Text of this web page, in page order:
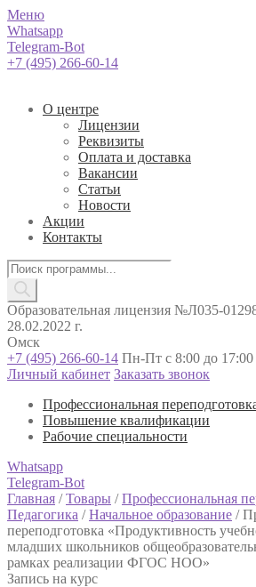
Меню
Whatsapp
Telegram-Bot
+7 (495) 266-60-14
О центре
Лицензии
Реквизиты
Оплата и доставка
Вакансии
Статьи
Новости
Акции
Контакты
Поиск
товаров
Образовательная лицензия №Л035-
28.02.2022 г.
Омск
+7 (495) 266-60-14 Пн-Пт с 8:00 до 17:00
Личный кабинет Заказать звонок
Профессиональная
Повышение квалификации
Рабочие специальности
Whatsapp
Telegram-Bot
Главная /Товары /Профессиональная
Педагогика /Начальное образование /
переподготовка «Продуктивность
младших школьников
рамках реализации ФГОС НОО»
Запись на курс